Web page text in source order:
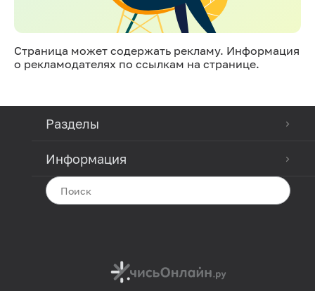
Страница может содержать рекламу. Информация
о рекламодателях по ссылкам на странице.
Разделы
Информация